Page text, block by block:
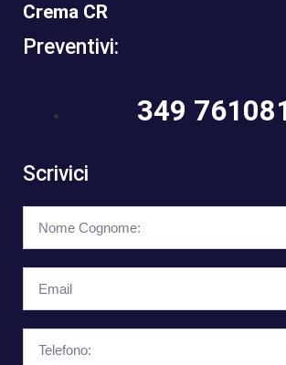
Crema CR
Preventivi:
349
Scrivici